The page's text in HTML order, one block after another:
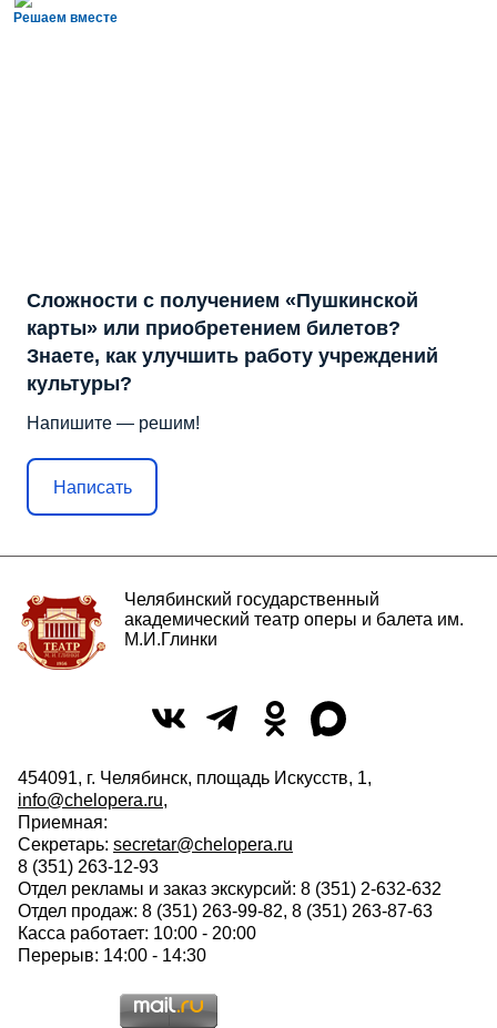
Решаем вместе
Сложности с получением «Пушкинской
карты» или приобретением билетов?
Знаете, как улучшить работу учреждений
культуры?
Напишите — решим!
Написать
Челябинский государственный
академический театр оперы и балета им.
М.И.Глинки
454091, г. Челябинск, площадь Искусств, 1,
info@chelopera.ru,
Приемная:
Секретарь: secretar@chelopera.ru
8 (351) 263-12-93
Отдел рекламы и заказ экскурсий: 8 (351) 2-632-632
Отдел продаж: 8 (351) 263-99-82, 8 (351) 263-87-63
Касса работает: 10:00 - 20:00
Перерыв: 14:00 - 14:30